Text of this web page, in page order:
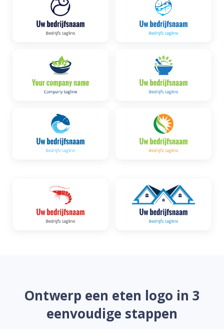
Ontwerp een eten logo in 3
eenvoudige stappen